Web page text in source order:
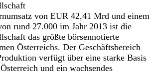
von EUR 42,41 Mrd und einem
rund 27.000 im Jahr 2013 ist die
das größte börsennotierte
Österreichs. Der Geschäftsbereich
verfügt über eine starke Basis
und ein wachsendes